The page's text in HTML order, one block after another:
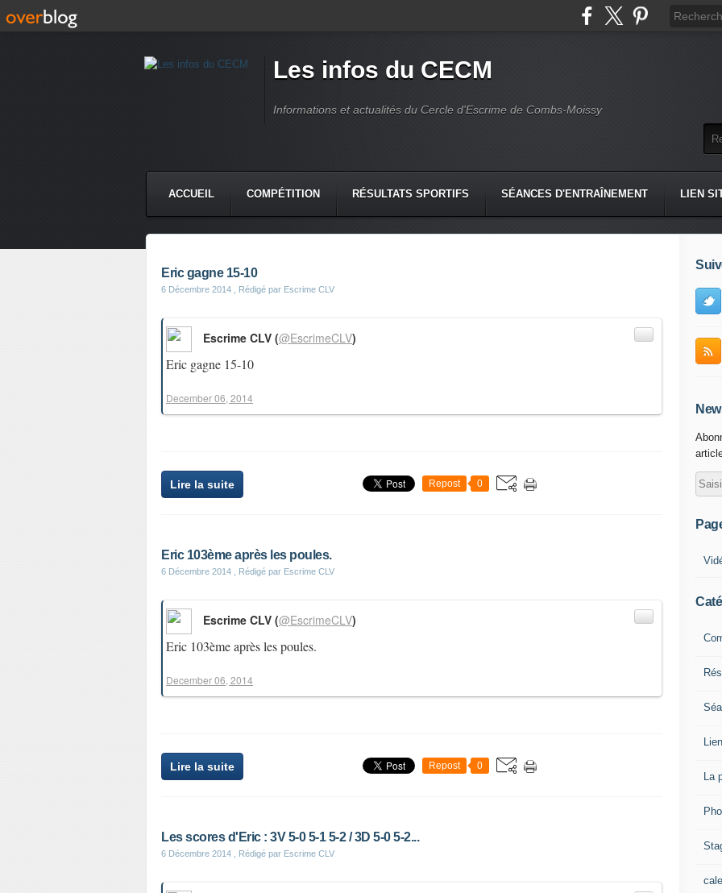
Les infos du CECM
Informations et actualités du Cercle d'Escrime de Combs-Moissy
ACCUEIL COMPÉTITION RÉSULTATS SPORTIFS SÉANCES D'ENTRAÎNEMENT LIEN
Eric gagne 15-10
6 Décembre 2014 , Rédigé par Escrime CLV
Eric gagne 15-10
Escrime CLV (@EscrimeCLV)
December 06, 2014
Lire la suite Repost 0
Eric 103ème après les poules.
6 Décembre 2014 , Rédigé par Escrime CLV
Eric 103ème après les poules.
Escrime CLV (@EscrimeCLV)
December 06, 2014
Lire la suite Repost 0
Les scores d'Eric : 3V 5-0 5-1 5-2 / 3D 5-0 5-2...
6 Décembre 2014 , Rédigé par Escrime CLV
La